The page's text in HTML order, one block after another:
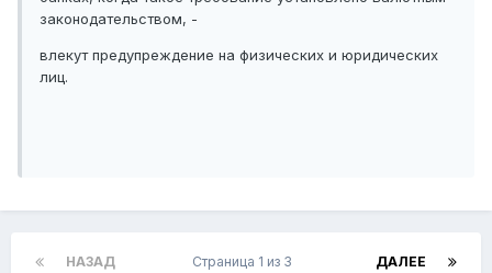
законодательством, -
влекут предупреждение на физических и юридических
лиц.
НАЗАД ДАЛЕЕ
Страница 1 из 3